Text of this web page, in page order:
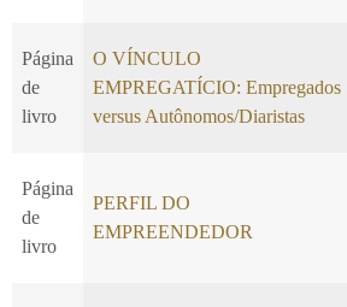
Página
de
livro
O VÍNCULO
EMPREGATÍCIO: Empregados
versus Autônomos/Diaristas
Página
de
livro
PERFIL DO
EMPREENDEDOR